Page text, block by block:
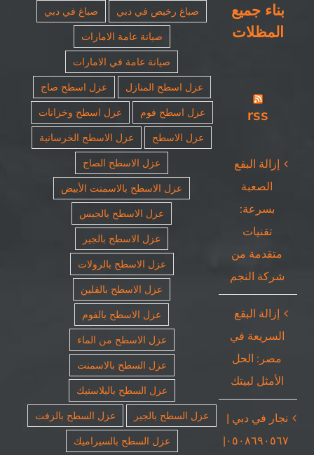
بناء جميع
المظلات
rss
إزالة البقع
الصعبة
بسرعة:
تقنيات
متقدمة من
شركة النجم
إزالة البقع
السريعة في
مصر: الحل
الأمثل لبيتك
نجار في دبي |
٠٥٠٨٦٩٠٥٦٧|
صباغ رخيص في دبي
صباغ في دبي
صيانة عامة الامارات
صيانة عامة في الامارات
عزل اسطح المنازل
عزل اسطح صاج
عزل اسطح فوم
عزل اسطح وخزانات
عزل الاسطح
عزل الاسطح الخرسانية
عزل الاسطح الصاج
عزل الاسطح بالاسمنت الأبيض
عزل الاسطح بالجبس
عزل الاسطح بالجير
عزل الاسطح بالرولات
عزل الاسطح بالفلين
عزل الاسطح بالفوم
عزل الاسطح من الماء
عزل السطح بالاسمنت
عزل السطح بالبلاستيك
عزل السطح بالجير
عزل السطح بالزفت
عزل السطح بالسيراميك